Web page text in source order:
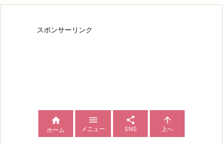
スポンサーリンク

ホーム

メニュー

SNS

上へ